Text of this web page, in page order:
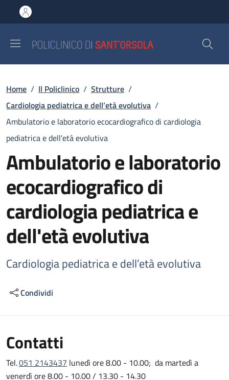
al contenuto principale
to footer content
Briciole di pane
Home / Il Policlinico / Strutture /
Cardiologia pediatrica e dell’età evolutiva /
Ambulatorio e laboratorio ecocardiografico di cardiologia
pediatrica e dell'età evolutiva
Ambulatorio e laboratorio
ecocardiografico di
cardiologia pediatrica e
dell'età evolutiva
Cardiologia pediatrica e dell’età evolutiva
Condividi
Contatti
Tel.051 2143437 lunedì ore 8.00 - 10.00; da martedì a
venerdì ore 8.00 - 10.00 / 13.30 - 14.30